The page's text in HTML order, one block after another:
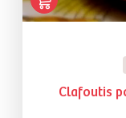
Clafoutis